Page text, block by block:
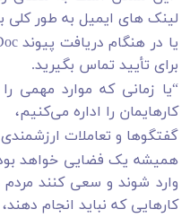
لینک های ایمیل به طور کلی
برای تأیید تماس بگیرید.
“یا زمانی که موارد مهمی
کارهایمان را اداره می‌کنیم،
گفتگوها و تعاملات
همیشه یک فضایی خواهد
وارد شوند و سعی کنند مردم
کارهایی که نباید انجام دهند،